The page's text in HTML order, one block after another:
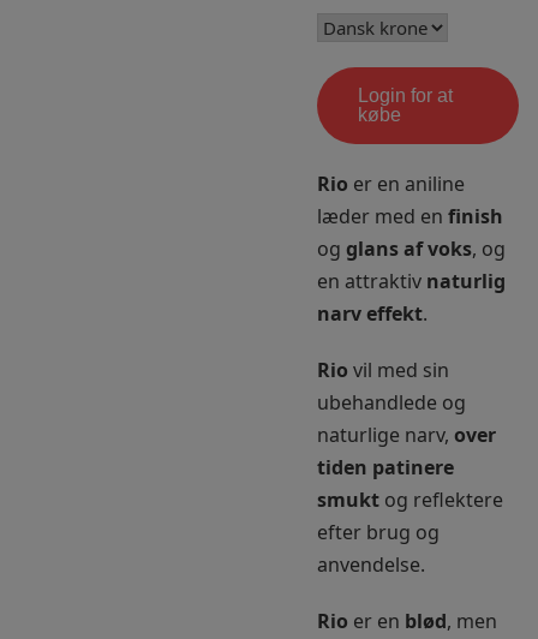
Login for at
købe
Rio er en aniline
læder med en finish
og glans af voks, og
en attraktiv naturlig
narv effekt.
Rio vil med sin
ubehandlede og
naturlige narv, over
tiden patinere
smukt og reflektere
efter brug og
anvendelse.
Rio er en blød, men